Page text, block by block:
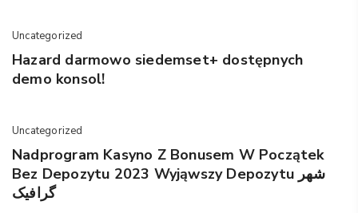
Uncategorized
Hazard darmowo siedemset+ dostępnych
demo konsol!
Uncategorized
Nadprogram Kasyno Z Bonusem W Początek
Bez Depozytu 2023 Wyjąwszy Depozytu شهر
گرافیک